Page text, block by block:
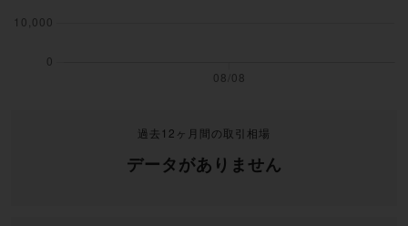
過去12ヶ月間の取引相場
データがありません